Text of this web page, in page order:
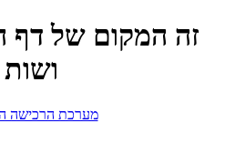
זה המקום של דף
ושות
מערכת הרכישה